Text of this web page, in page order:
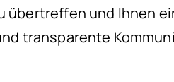
und Ihnen
transparente